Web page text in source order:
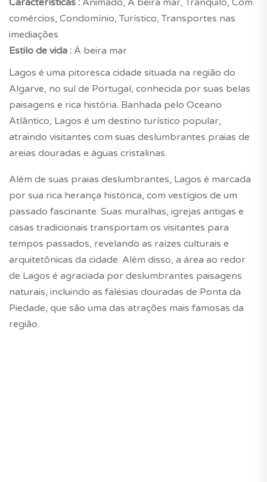
comércios, Condomínio, Turístico, Transportes nas
imediações
Estilo de vida : À beira mar
Lagos é uma pitoresca cidade situada na região do
Algarve, no sul de Portugal, conhecida por suas belas
paisagens e rica história. Banhada pelo Oceano
Atlântico, Lagos é um destino turístico popular,
atraindo visitantes com suas deslumbrantes praias de
areias douradas e águas cristalinas.
Além de suas praias deslumbrantes, Lagos é marcada
por sua rica herança histórica, com vestígios de um
passado fascinante. Suas muralhas, igrejas antigas e
casas tradicionais transportam os visitantes para
tempos passados, revelando as raízes culturais e
arquitetônicas da cidade. Além disso, a área ao redor
de Lagos é agraciada por deslumbrantes paisagens
naturais, incluindo as falésias douradas de Ponta da
Piedade, que são uma das atrações mais famosas da
região.